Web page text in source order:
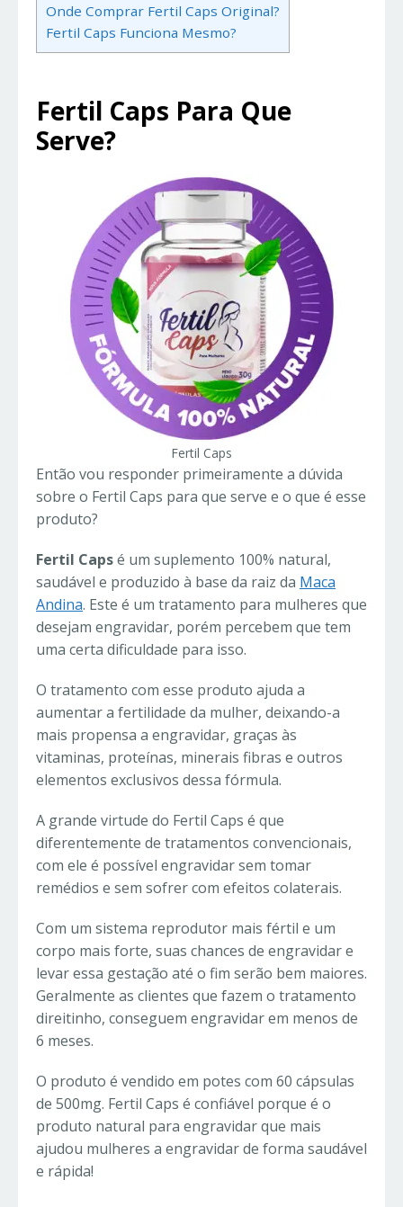
Onde Comprar Fertil Caps Original?
Fertil Caps Funciona Mesmo?
Fertil Caps Para Que
Serve?
Fertil Caps
Então vou responder primeiramente a dúvida
sobre o Fertil Caps para que serve e o que é esse
produto?
Fertil Capsé um suplemento 100% natural,
saudável e produzido à base da raiz da Maca
Andina. Este é um tratamento para mulheres que
desejam engravidar, porém percebem que tem
uma certa dificuldade para isso.
O tratamento com esse produto ajuda a
aumentar a fertilidade da mulher, deixando-a
mais propensa a engravidar, graças às
vitaminas, proteínas, minerais fibras e outros
elementos exclusivos dessa fórmula.
A grande virtude do Fertil Caps é que
diferentemente de tratamentos convencionais,
com ele é possível engravidar sem tomar
remédios e sem sofrer com efeitos colaterais.
Com um sistema reprodutor mais fértil e um
corpo mais forte, suas chances de engravidar e
levar essa gestação até o fim serão bem maiores.
Geralmente as clientes que fazem o tratamento
direitinho, conseguem engravidar em menos de
6 meses.
O produto é vendido em potes com 60 cápsulas
de 500mg. Fertil Caps é confiável porque é o
produto natural para engravidar que mais
ajudou mulheres a engravidar de forma saudável
e rápida!